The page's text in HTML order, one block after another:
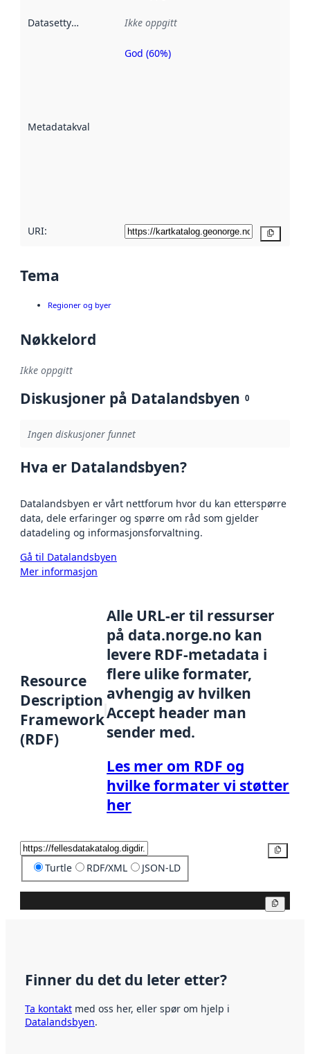
Datasettype Ikke oppgitt
Metadatakvalitet
Metadatakvalitet
God (60%)
URI:
Tema
Regioner og byer
Nøkkelord
Ikke oppgitt
Diskusjoner på Datalandsbyen 0
Ingen diskusjoner funnet
Hva er Datalandsbyen?
Datalandsbyen er vårt nettforum hvor du kan etterspørre
data, dele erfaringer og spørre om råd som gjelder
datadeling og informasjonsforvaltning.
Gå til Datalandsbyen
Mer informasjon
Resource
Description
Framework
(RDF)
Alle URL-er til ressurser
på data.norge.no kan
levere RDF-metadata i
flere ulike formater,
avhengig av hvilken
Accept header man
sender med.
Les mer om RDF og
hvilke formater vi støtter
her
Turtle RDF/XML JSON-LD
Finner du det du leter etter?
Ta kontakt med oss her, eller spør om hjelp i
Datalandsbyen.